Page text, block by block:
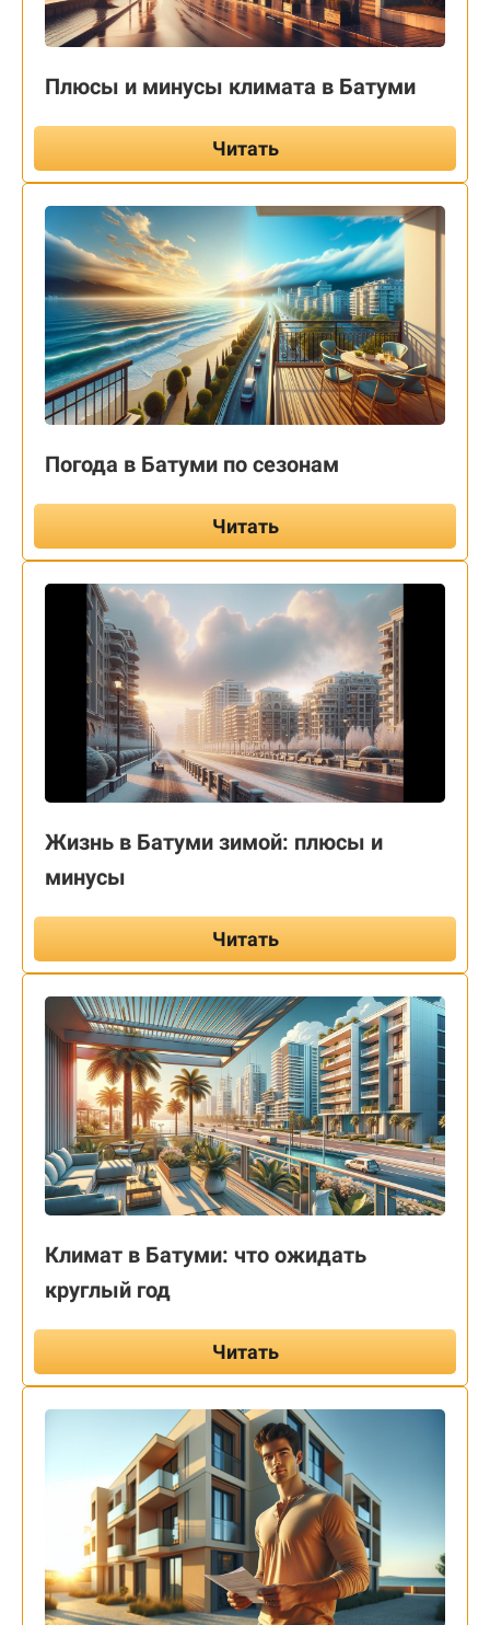
Плюсы и минусы климата в Батуми
Читать
Погода в Батуми по сезонам
Читать
Жизнь в Батуми зимой: плюсы и
минусы
Читать
Климат в Батуми: что ожидать
круглый год
Читать